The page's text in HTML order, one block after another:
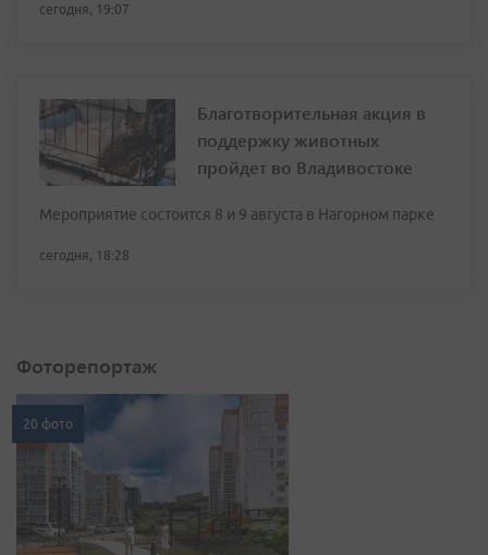
сегодня, 19:07
Благотворительная акция в
поддержку животных
пройдет во Владивостоке
Мероприятие состоится 8 и 9 августа в Нагорном парке
сегодня, 18:28
Фоторепортаж
20 фото